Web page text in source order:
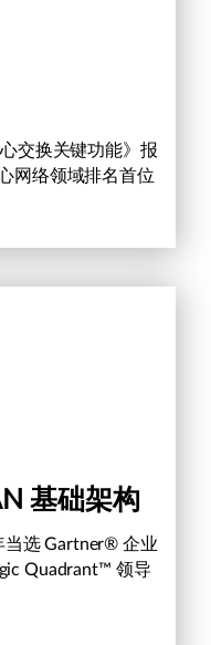
交换关键功能》报
网络领域排名首位
基础架构
当选 Gartner® 企业
Quadrant™ 领导